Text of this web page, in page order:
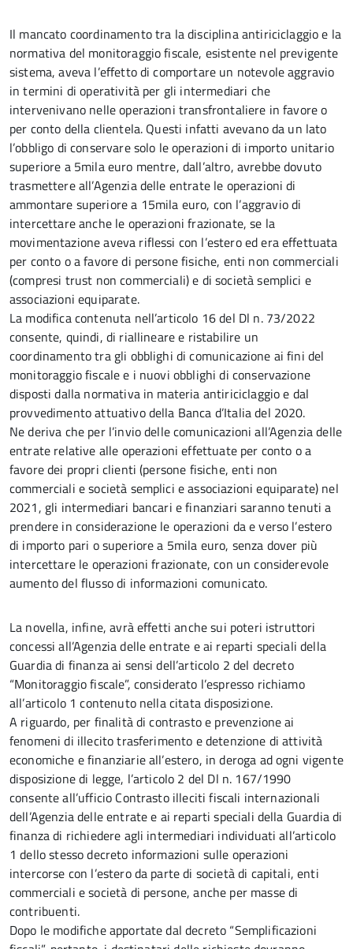
Il mancato coordinamento tra la disciplina antiriciclaggio e la
normativa del monitoraggio fiscale, esistente nel previgente
sistema, aveva l’effetto di comportare un notevole aggravio
in termini di operatività per gli intermediari che
intervenivano nelle operazioni transfrontaliere in favore o
per conto della clientela. Questi infatti avevano da un lato
l’obbligo di conservare solo le operazioni di importo unitario
superiore a 5mila euro mentre, dall’altro, avrebbe dovuto
trasmettere all’Agenzia delle entrate le operazioni di
ammontare superiore a 15mila euro, con l’aggravio di
intercettare anche le operazioni frazionate, se la
movimentazione aveva riflessi con l’estero ed era effettuata
per conto o a favore di persone fisiche, enti non commerciali
(compresi trust non commerciali) e di società semplici e
associazioni equiparate.
La modifica contenuta nell’articolo 16 del Dl n. 73/2022
consente, quindi, di riallineare e ristabilire un
coordinamento tra gli obblighi di comunicazione ai fini del
monitoraggio fiscale e i nuovi obblighi di conservazione
disposti dalla normativa in materia antiriciclaggio e dal
provvedimento attuativo della Banca d’Italia del 2020.
Ne deriva che per l’invio delle comunicazioni all’Agenzia delle
entrate relative alle operazioni effettuate per conto o a
favore dei propri clienti (persone fisiche, enti non
commerciali e società semplici e associazioni equiparate) nel
2021, gli intermediari bancari e finanziari saranno tenuti a
prendere in considerazione le operazioni da e verso l’estero
di importo pari o superiore a 5mila euro, senza dover più
intercettare le operazioni frazionate, con un considerevole
aumento del flusso di informazioni comunicato.
La novella, infine, avrà effetti anche sui poteri istruttori
concessi all’Agenzia delle entrate e ai reparti speciali della
Guardia di finanza ai sensi dell’articolo 2 del decreto
“Monitoraggio fiscale”, considerato l’espresso richiamo
all’articolo 1 contenuto nella citata disposizione.
A riguardo, per finalità di contrasto e prevenzione ai
fenomeni di illecito trasferimento e detenzione di attività
economiche e finanziarie all’estero, in deroga ad ogni vigente
disposizione di legge, l’articolo 2 del Dl n. 167/1990
consente all’ufficio Contrasto illeciti fiscali internazionali
dell’Agenzia delle entrate e ai reparti speciali della Guardia di
finanza di richiedere agli intermediari individuati all’articolo
1 dello stesso decreto informazioni sulle operazioni
intercorse con l’estero da parte di società di capitali, enti
commerciali e società di persone, anche per masse di
contribuenti.
Dopo le modifiche apportate dal decreto “Semplificazioni